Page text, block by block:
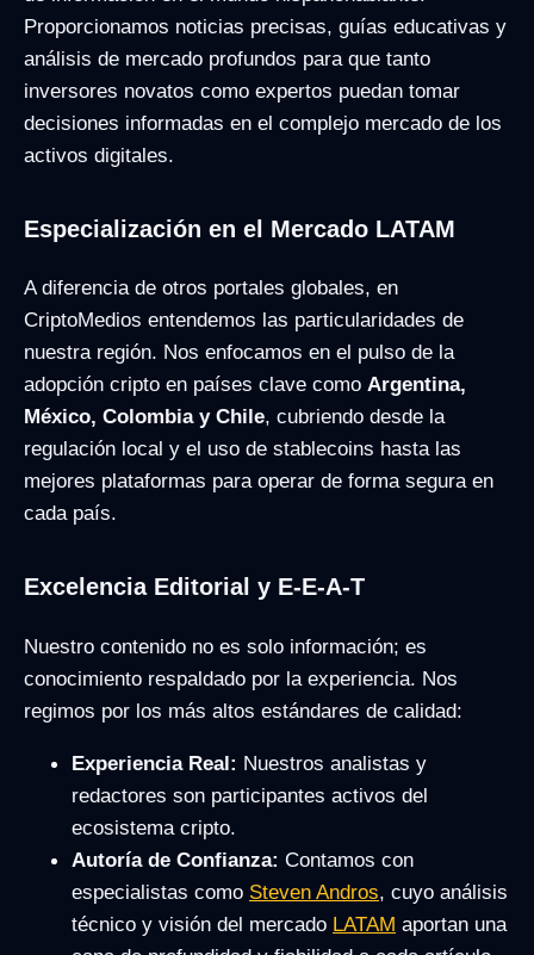
Proporcionamos noticias precisas, guías educativas y
análisis de mercado profundos para que tanto
inversores novatos como expertos puedan tomar
decisiones informadas en el complejo mercado de los
activos digitales.
Especialización en el Mercado LATAM
A diferencia de otros portales globales, en
CriptoMedios entendemos las particularidades de
nuestra región. Nos enfocamos en el pulso de la
adopción cripto en países clave como Argentina,
México, Colombia y Chile, cubriendo desde la
regulación local y el uso de stablecoins hasta las
mejores plataformas para operar de forma segura en
cada país.
Excelencia Editorial y E-E-A-T
Nuestro contenido no es solo información; es
conocimiento respaldado por la experiencia. Nos
regimos por los más altos estándares de calidad:
Experiencia Real: Nuestros analistas y
redactores son participantes activos del
ecosistema cripto.
Autoría de Confianza: Contamos con
especialistas como Steven Andros, cuyo análisis
técnico y visión del mercado LATAM aportan una